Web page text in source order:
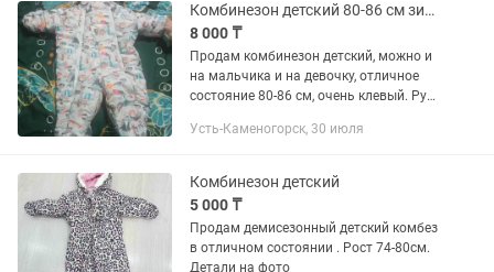
Комбинезон детский 80-86 см зимний
8 000 ₸
Продам комбинезон детский, можно и
на мальчика и на девочку, отличное
состояние 80-86 см, очень клевый. Руки
Усть-Каменогорск, 30 июля
Комбинезон детский
5 000 ₸
Продам демисезонный детский комбез
в отличном состоянии . Рост 74-80см.
Детали на фото